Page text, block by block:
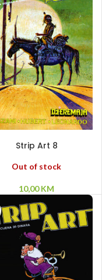
Strip Art 8
Out of stock
10,00KM